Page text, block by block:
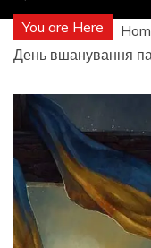
You are Here
День вшанування